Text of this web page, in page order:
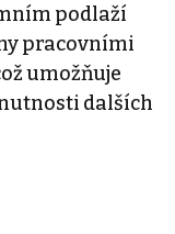
podlaží
pracovními
umožňuje
dalších